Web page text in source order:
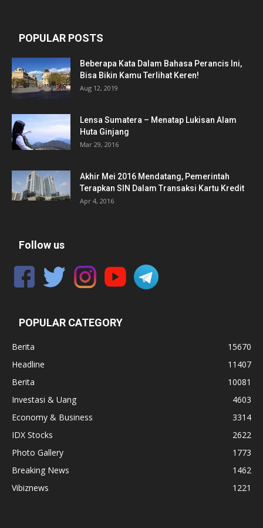
POPULAR POSTS
Beberapa Kata Dalam Bahasa Perancis Ini,
Bisa Bikin Kamu Terlihat Keren!
Aug 12, 2019
Lensa Sumatera – Menatap Lukisan Alam
Huta Ginjang
Mar 29, 2016
Akhir Mei 2016 Mendatang, Pemerintah
Terapkan SIN Dalam Transaksi Kartu Kredit
Apr 4, 2016
Follow us
POPULAR CATEGORY
Berita
15670
Headline
11407
Berita
10081
Investasi & Uang
4603
Economy & Business
3314
IDX Stocks
2622
Photo Gallery
1773
Breaking News
1462
Vibiznews
1221